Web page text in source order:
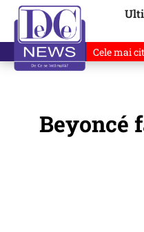
Cele mai
Beyoncé